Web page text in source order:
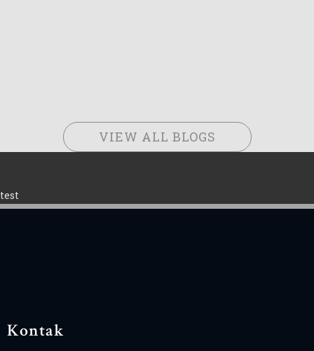
VIEW ALL BLOGS
test
Kontak